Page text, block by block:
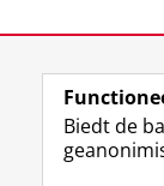
View this page
Biedt de